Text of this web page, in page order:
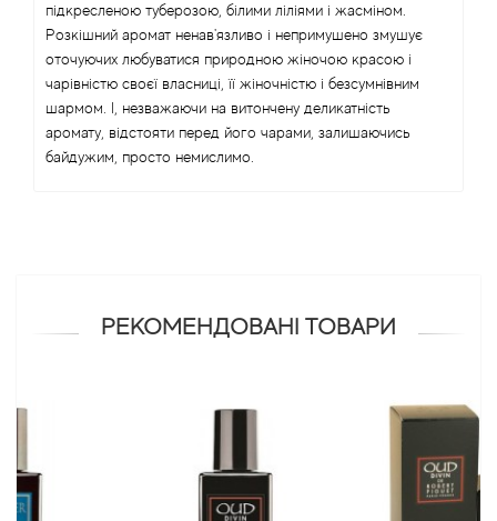
підкресленою туберозою, білими ліліями і жасміном.
Розкішний аромат ненав'язливо і непримушено змушує
оточуючих любуватися природною жіночою красою і
чарівністю своєї власниці, її жіночністю і безсумнівним
шармом. І, незважаючи на витончену деликатність
аромату, відстояти перед його чарами, залишаючись
байдужим, просто немислимо.
РЕКОМЕНДОВАНІ ТОВАРИ
Antonio Puig
Antonio Visconti
Aquolina
Armaf
Armand Basi